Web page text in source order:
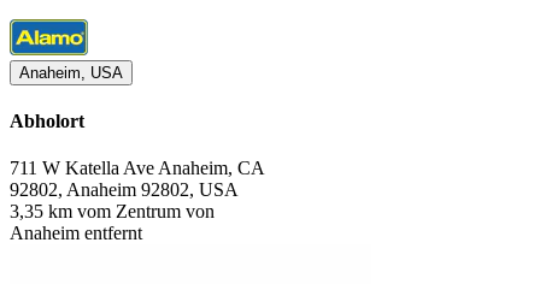
Anaheim, USA
Abholort
711 W Katella Ave Anaheim, CA
92802, Anaheim 92802, USA
3,35 km vom Zentrum von
Anaheim entfernt